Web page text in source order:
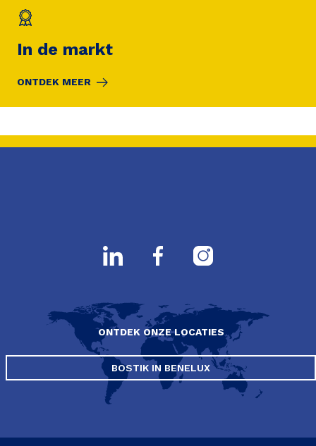
In de markt
ONTDEK MEER
ONTDEK ONZE LOCATIES
BOSTIK IN BENELUX